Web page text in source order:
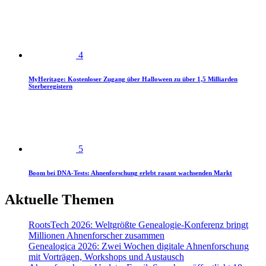
4
MyHeritage: Kostenloser Zugang über Halloween zu über 1,5 Milliarden
Sterberegistern
5
Boom bei DNA-Tests: Ahnenforschung erlebt rasant wachsenden Markt
Aktuelle Themen
RootsTech 2026: Weltgrößte Genealogie-Konferenz bringt
Millionen Ahnenforscher zusammen
Genealogica 2026: Zwei Wochen digitale Ahnenforschung
mit Vorträgen, Workshops und Austausch